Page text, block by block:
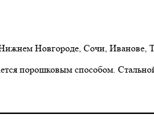
Новгороде, Сочи, Иванове,
порошковым способом.